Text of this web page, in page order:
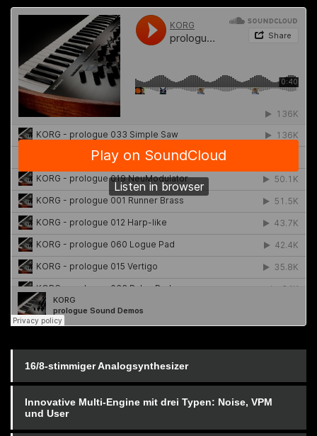
16/8-stimmiger Analogsynthesizer
Innovative Multi-Engine mit drei Typen: Noise, VPM
und User